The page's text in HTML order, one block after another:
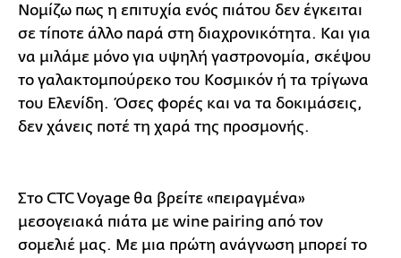
Νομίζω πως η επιτυχία ενός πιάτου δεν έγκειται
σε τίποτε άλλο παρά στη διαχρονικότητα. Και για
να μιλάμε μόνο για υψηλή γαστρονομία, σκέψου
το γαλακτομπούρεκο του Κοσμικόν ή τα τρίγωνα
του Ελενίδη. Όσες φορές και να τα δοκιμάσεις,
δεν χάνεις ποτέ τη χαρά της προσμονής.
Στο CTC Voyage θα βρείτε «πειραγμένα»
μεσογειακά πιάτα με wine pairing από τον
σομελιέ μας. Με μια πρώτη ανάγνωση μπορεί το